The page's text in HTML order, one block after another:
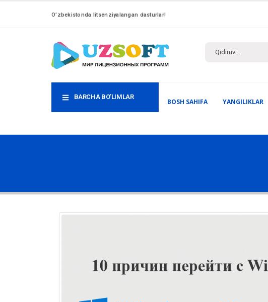
O'zbekistonda litsenziyalangan dasturlar!
BARCHA BO'LIMLAR
BOSH SAHIFA YANGILIKLAR